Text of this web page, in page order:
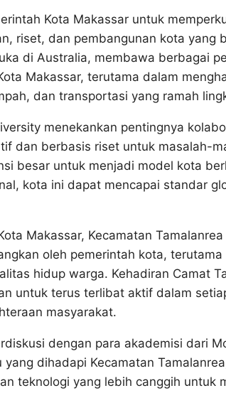
Kota Makassar untuk
riset, dan pembangunan kota yang
di Australia, membawa berbagai
Makassar, terutama dalam
dan transportasi yang ramah
menekankan pentingnya
dan berbasis riset untuk masalah-
besar untuk menjadi model kota
kota ini dapat mencapai standar
Makassar, Kecamatan
oleh pemerintah kota,
hidup warga. Kehadiran Camat
untuk terus terlibat aktif dalam
masyarakat.
dengan para akademisi dari
dihadapi Kecamatan
teknologi yang lebih canggih untuk